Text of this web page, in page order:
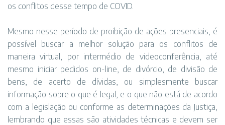
os conflitos desse tempo de COVID.
Mesmo nesse período de proibição de ações presenciais, é
possível buscar a melhor solução para os conflitos de
maneira virtual, por intermédio de videoconferência, até
mesmo iniciar pedidos on-line, de divórcio, de divisão de
bens, de acerto de dívidas, ou simplesmente buscar
informação sobre o que é legal, e o que não está de acordo
com a legislação ou conforme as determinações da Justiça,
lembrando que essas são atividades técnicas e devem ser